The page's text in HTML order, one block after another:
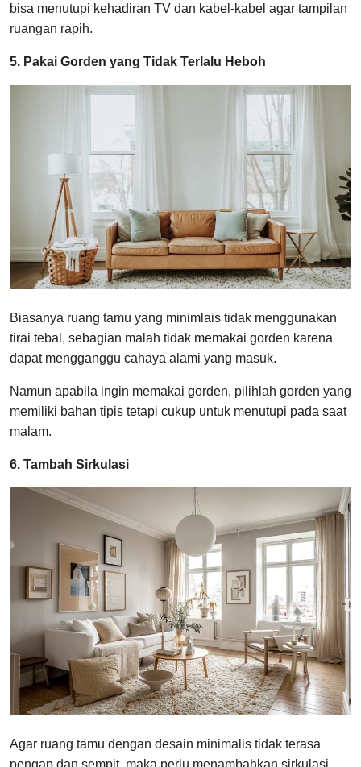
bisa menutupi kehadiran TV dan kabel-kabel agar tampilan
ruangan rapih.
5. Pakai Gorden yang Tidak Terlalu Heboh
Biasanya ruang tamu yang minimlais tidak menggunakan
tirai tebal, sebagian malah tidak memakai gorden karena
dapat mengganggu cahaya alami yang masuk.
Namun apabila ingin memakai gorden, pilihlah gorden yang
memiliki bahan tipis tetapi cukup untuk menutupi pada saat
malam.
6. Tambah Sirkulasi
Agar ruang tamu dengan desain minimalis tidak terasa
pengap dan sempit, maka perlu menambahkan sirkulasi